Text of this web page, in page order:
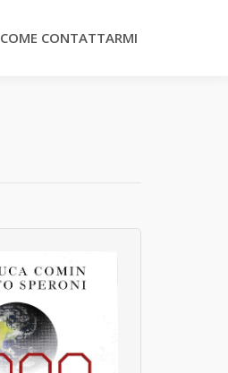
COME CONTATTARMI